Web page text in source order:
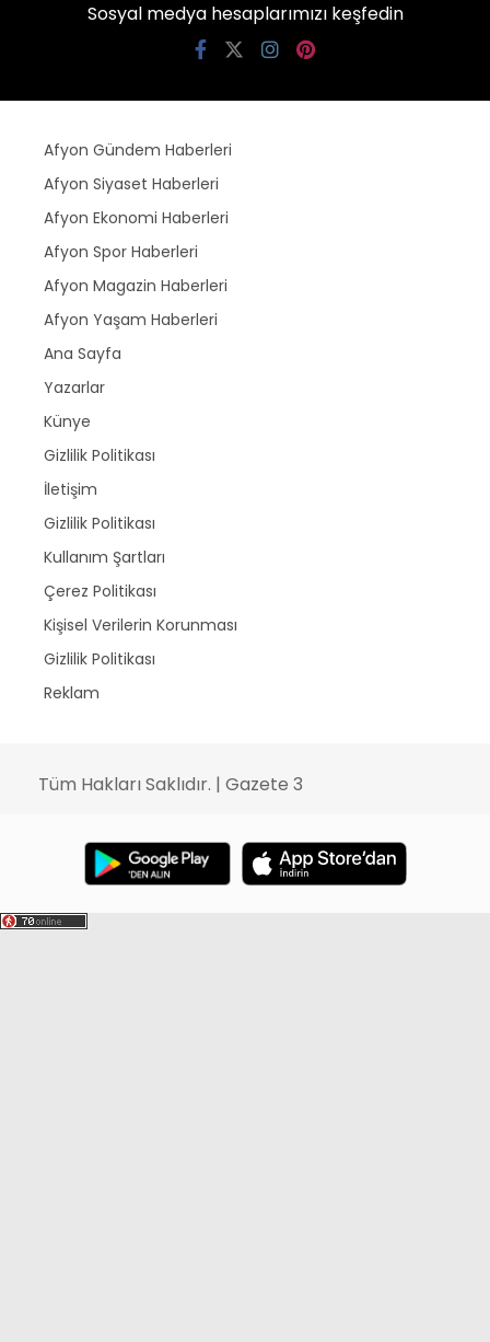
Sosyal medya hesaplarımızı keşfedin
Afyon Gündem Haberleri
Afyon Siyaset Haberleri
Afyon Ekonomi Haberleri
Afyon Spor Haberleri
Afyon Magazin Haberleri
Afyon Yaşam Haberleri
Ana Sayfa
Yazarlar
Künye
Gizlilik Politikası
İletişim
Gizlilik Politikası
Kullanım Şartları
Çerez Politikası
Kişisel Verilerin Korunması
Gizlilik Politikası
Reklam
Tüm Hakları Saklıdır. | Gazete 3